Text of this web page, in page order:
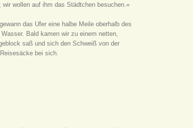
wollen auf ihm das Städtchen besuchen.«
das Ufer eine halbe Meile oberhalb des
Bald kamen wir zu einem netten,
saß und sich den Schweiß von der
bei sich.